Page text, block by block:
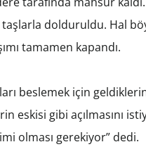
taşlarla dolduruldu. Hal
tamamen kapandı.
beslemek için
eskisi gibi açılmasını
olması gerekiyor” dedi.